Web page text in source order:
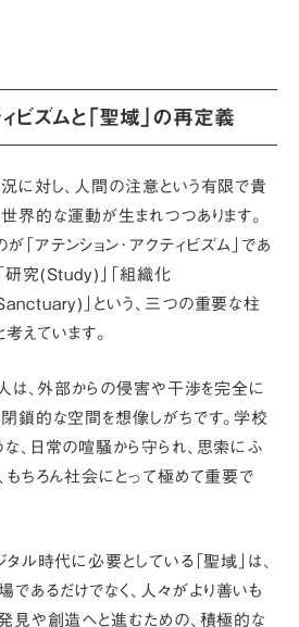
ビズムと「聖域」の再定義
に対し、人間の注意という有限で貴
界的な運動が生まれつつあります。
が「アテンション･アクティビズム」であ
「研究(Study)」「組織化
」という、三つの重要な柱
えています。
人は、外部からの侵害や干渉を完全に
鎖的な空間を想像しがちです。学校
、日常の喧騒から守られ、思索にふ
もちろん社会にとって極めて重要で
ル時代に必要としている「聖域」は、
あるだけでなく、人々がより善いも
見や創造へと進むための、積極的な